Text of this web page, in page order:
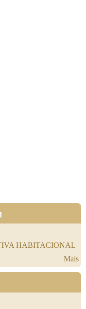
HABITACIONAL
Mais